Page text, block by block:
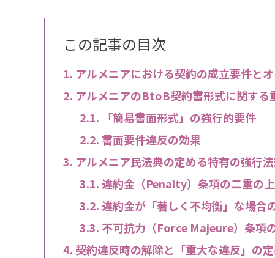
この記事の目次
アルメニアにおける契約の成立要件と
アルメニアのBtoB契約書形式に関する
「簡易書面形式」の強行的要件
書面要件違反の効果
アルメニア民法典の定める特有の強行
違約金（Penalty）条項の二重の
違約金が「著しく不均衡」な場合
不可抗力（Force Majeure）条項
契約違反時の解除と「重大な違反」の